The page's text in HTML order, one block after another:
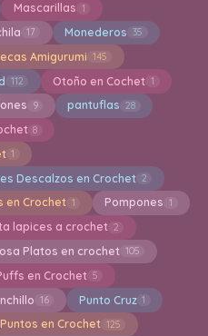
Mascarillas 1
17 Monederos 35
Amigurumi 145
112 Otoño en Cochet 1
9 pantuflas 28
8
1
Descalzos en Crochet 2
en Crochet 1 Pompones 1
lapices a crochet 2
Platos en crochet 105
en Crochet 5
16 Punto Cruz 1
Puntos en Crochet 125